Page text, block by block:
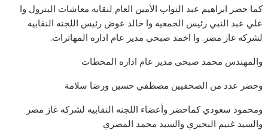
كما حضر ابراهيم عبد التواب الأمين العام لنقابه معاشات البترول وا
علي عبد النبي رئيس الجمعيه وا خالد عوض رئيس اللجنه النقابيه
لشركه غاز مصر. وا اخمد صبحي مدير عام اداره المهاترات.
والمهندس محمد صبحى مدير عام اداره المحطات
وحضر عدد من الصحفيين مصطفي حسين ورضا سلامة
ومحمود سعودي كماحضر وأعضاء اللجنه النقابيه لشركه غاز مصر
والسيد غنيم البحيري والسيد محمد المصري